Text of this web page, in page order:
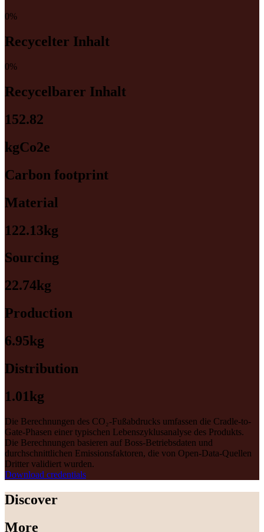
0%
Recycelter Inhalt
0%
Recycelbarer Inhalt
152.82
kgCo2e
Carbon footprint
Material
122.13kg
Sourcing
22.74kg
Production
6.95kg
Distribution
1.01kg
Die Berechnungen des CO₂-Fußabdrucks umfassen die Cradle-to-
Gate-Phasen einer typischen Lebenszyklusanalyse des Produkts.
Die Berechnungen basieren auf Boss-Betriebsdaten und
durchschnittlichen Emissionsfaktoren, die von Open-Data-Quellen
Dritter validiert wurden.
Download credentials
Discover
More